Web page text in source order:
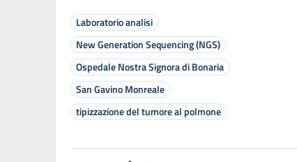
Laboratorio analisi
New Generation Sequencing (NGS)
Ospedale Nostra Signora di Bonaria
San Gavino Monreale
tipizzazione del tumore al polmone